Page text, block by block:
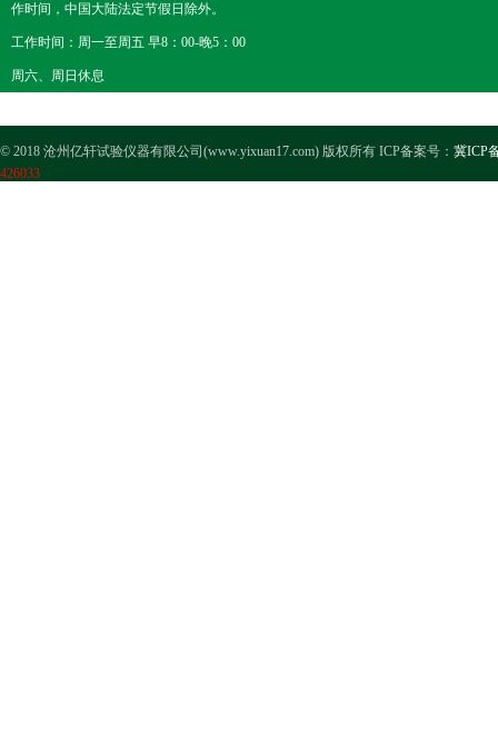
作时间，中国大陆法定节假日除外。
工作时间：周一至周五 早8：00-晚5：00
周六、周日休息
© 2018 沧州亿轩试验仪器有限公司(www.yixuan17.com) 版权所有 ICP备案号： 冀ICP
426033